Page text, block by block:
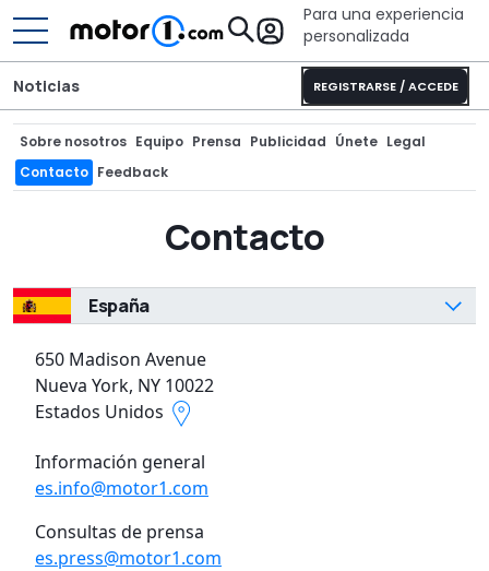
Para una experiencia
personalizada
REGISTRARSE / ACCEDE
Noticias
Sobre nosotros Equipo Prensa Publicidad Únete Legal
Contacto Feedback
Contacto
España
650 Madison Avenue
Nueva York, NY 10022
Estados Unidos
Información general
es.info@motor1.com
Consultas de prensa
es.press@motor1.com